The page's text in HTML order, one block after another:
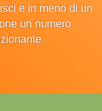
e in meno di un
un numero